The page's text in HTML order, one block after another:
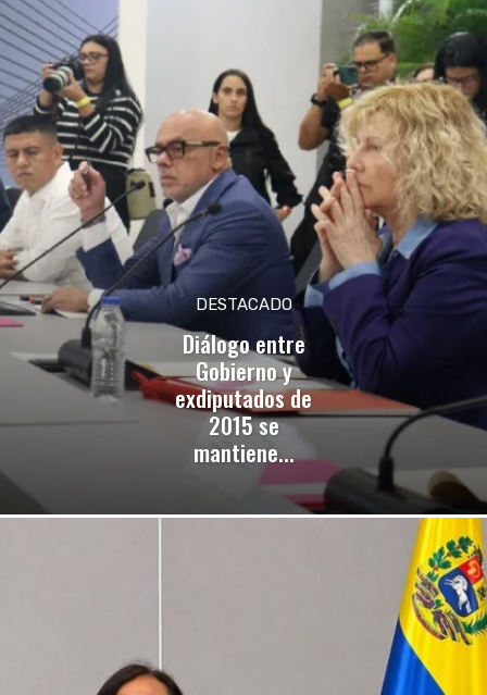
DESTACADO
Diálogo entre
Gobierno y
exdiputados de
2015 se
mantiene...